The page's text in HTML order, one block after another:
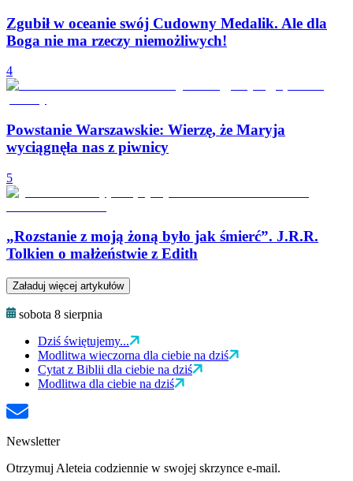
Zgubił w oceanie swój Cudowny Medalik. Ale dla
Boga nie ma rzeczy niemożliwych!
4
Powstanie Warszawskie: Wierzę, że Maryja
wyciągnęła nas z piwnicy
5
„Rozstanie z moją żoną było jak śmierć”. J.R.R.
Tolkien o małżeństwie z Edith
Załaduj więcej artykułów
sobota 8 sierpnia
Dziś świętujemy...
Modlitwa wieczorna dla ciebie na dziś
Cytat z Biblii dla ciebie na dziś
Modlitwa dla ciebie na dziś
Newsletter
Otrzymuj Aleteia codziennie w swojej skrzynce e-mail.